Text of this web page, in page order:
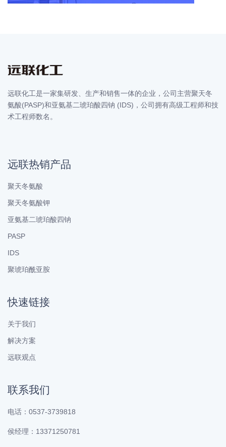
远联化工是一家集研发、生产和销售一体的企业，公司主营聚天冬
氨酸(PASP)和亚氨基二琥珀酸四钠 (IDS)，公司拥有高级工程师和技
术工程师数名。
远联热销产品
聚天冬氨酸
聚天冬氨酸钾
亚氨基二琥珀酸四钠
PASP
IDS
聚琥珀酰亚胺
快速链接
关于我们
解决方案
远联观点
联系我们
电话：0537-3739818
侯经理：13371250781